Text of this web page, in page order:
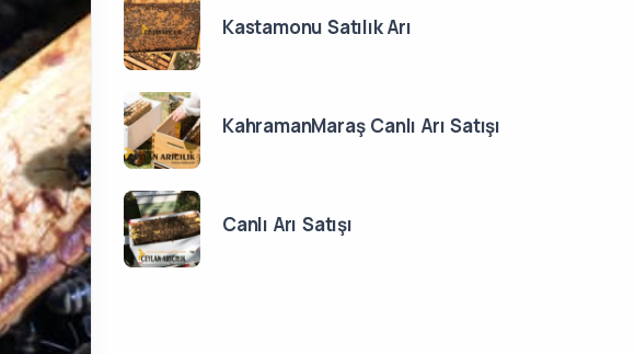
Kastamonu Satılık Arı
KahramanMaraş Canlı Arı Satışı
Canlı Arı Satışı